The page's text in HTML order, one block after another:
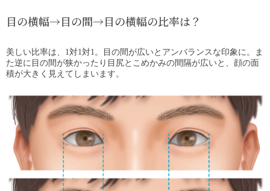
目の横幅→目の間→目の横幅の比率は？
美しい比率は、1対1対1。目の間が広いとアンバランスな印象に。ま
た逆に目の間が狭かったり目尻とこめかみの間隔が広いと、顔の面
積が大きく見えてしまいます。